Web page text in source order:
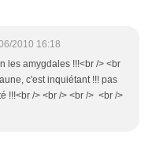
2010 16:18
les amygdales !!!<br /> <br
c'est inquiétant !!! pas
!!!<br /> <br /> <br /> <br />